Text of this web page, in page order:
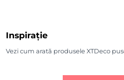
Inspirație
Vezi cum arată produsele XTDeco